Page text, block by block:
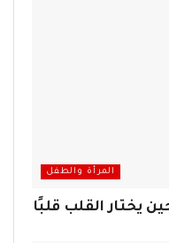
المرأة والطفل
يختار القلب قلبًا